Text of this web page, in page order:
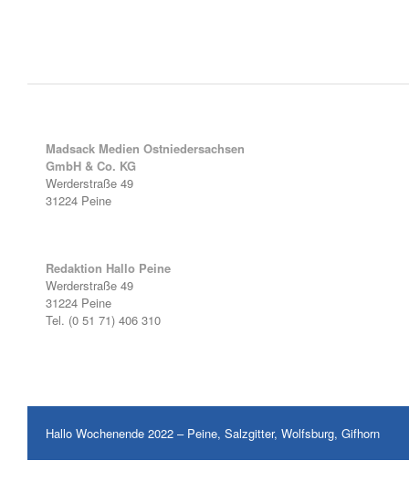
Madsack Medien Ostniedersachsen
GmbH & Co. KG
Werderstraße 49
31224 Peine
Redaktion Hallo Peine
Werderstraße 49
31224 Peine
Tel. (0 51 71) 406 310
Hallo Wochenende 2022 – Peine, Salzgitter, Wolfsburg, Gifhorn